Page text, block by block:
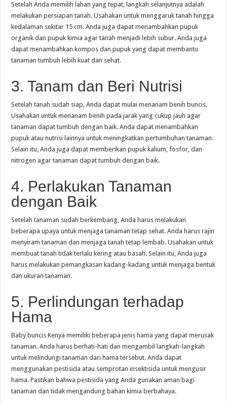
Setelah Anda memilih lahan yang tepat, langkah selanjutnya adalah
melakukan persiapan tanah. Usahakan untuk menggaruk tanah hingga
kedalaman sekitar 15 cm. Anda juga dapat menambahkan pupuk
organik dan pupuk kimia agar tanah menjadi lebih subur. Anda juga
dapat menambahkan kompos dan pupuk yang dapat membantu
tanaman tumbuh lebih kuat dan sehat.
3. Tanam dan Beri Nutrisi
Setelah tanah sudah siap, Anda dapat mulai menanam benih buncis.
Usahakan untuk menanam benih pada jarak yang cukup jauh agar
tanaman dapat tumbuh dengan baik. Anda dapat menambahkan
pupuk atau nutrisi lainnya untuk meningkatkan pertumbuhan tanaman.
Selain itu, Anda juga dapat memberikan pupuk kalium, fosfor, dan
nitrogen agar tanaman dapat tumbuh dengan baik.
4. Perlakukan Tanaman
dengan Baik
Setelah tanaman sudah berkembang, Anda harus melakukan
beberapa upaya untuk menjaga tanaman tetap sehat. Anda harus rajin
menyiram tanaman dan menjaga tanah tetap lembab. Usahakan untuk
membuat tanah tidak terlalu kering atau basah. Selain itu, Anda juga
harus melakukan pemangkasan kadang-kadang untuk menjaga bentuk
dan ukuran tanaman.
5. Perlindungan terhadap
Hama
Baby buncis Kenya memiliki beberapa jenis hama yang dapat merusak
tanaman. Anda harus berhati-hati dan mengambil langkah-langkah
untuk melindungi tanaman dari hama tersebut. Anda dapat
menggunakan pestisida atau semprotan insektisida untuk mengusir
hama. Pastikan bahwa pestisida yang Anda gunakan aman bagi
tanaman dan tidak mengandung bahan kimia berbahaya.